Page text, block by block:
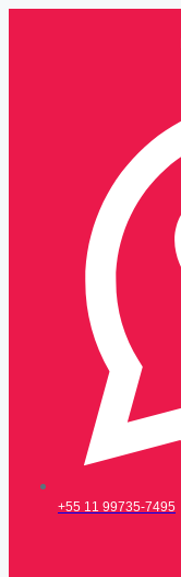
+55 11 99735-7495